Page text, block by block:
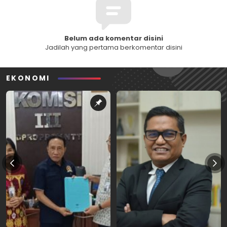
Belum ada komentar disini
Jadilah yang pertama berkomentar disini
EKONOMI